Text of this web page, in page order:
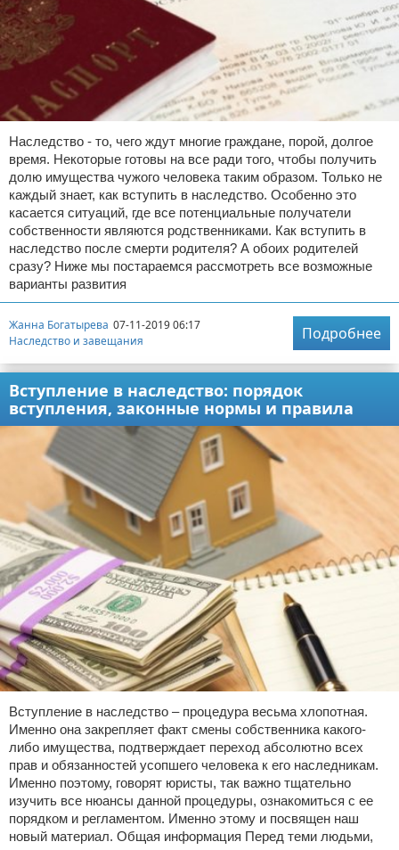
Миграционное право
Административное право
Пенсия, пособия и льготы
Семейное право
Льготы и компенсации
Наследство и завещания
Медицинское право
Уголовное право
Нотариат в РФ
Земельное право
Право собственности
Исполнительное производство
Судопроизводство
Защита прав потребителей
Отказ от ответственности
Наследство - то, чего ждут многие граждане, порой, долгое
время. Некоторые готовы на все ради того, чтобы получить
долю имущества чужого человека таким образом. Только не
каждый знает, как вступить в наследство. Особенно это
касается ситуаций, где все потенциальные получатели
собственности являются родственниками. Как вступить в
наследство после смерти родителя? А обоих родителей
сразу? Ниже мы постараемся рассмотреть все возможные
варианты развития
Жанна Богатырева 07-11-2019 06:17
Наследство и завещания
Подробнее
Вступление в наследство: порядок
вступления, законные нормы и правила
Вступление в наследство – процедура весьма хлопотная.
Именно она закрепляет факт смены собственника какого-
либо имущества, подтверждает переход абсолютно всех
прав и обязанностей усопшего человека к его наследникам.
Именно поэтому, говорят юристы, так важно тщательно
изучить все нюансы данной процедуры, ознакомиться с ее
порядком и регламентом. Именно этому и посвящен наш
новый материал. Общая информация Перед теми людьми,